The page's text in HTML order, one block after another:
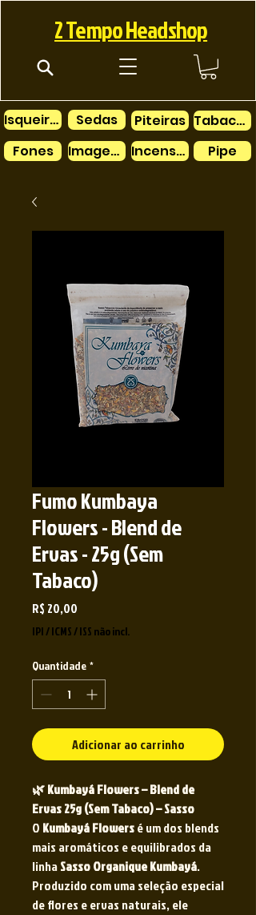
2 Tempo Headshop
Isqueiros
Fones
Sedas
Imagens
Piteiras
Tabacos
Incensos
Pipe
Fumo Kumbaya
Flowers - Blend de
Ervas - 25g (Sem
Tabaco)
R$ 20,00
IPI / ICMS / ISS não incl.
Quantidade *
Adicionar ao carrinho
🌿 Kumbayá Flowers – Blend de
Ervas 25g (Sem Tabaco) – Sasso
O Kumbayá Flowersé um dos blends
mais aromáticos e equilibrados da
linhaSasso Organique Kumbayá.
Produzido com uma seleção especial
de flores e ervas naturais, ele